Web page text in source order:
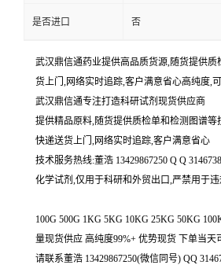
是否进口 否
武汉鼎信通药业提供高品质货源,随货提供质
货上门,网络实时追踪,客户满意省心高纯度,
武汉鼎信通专注打造科研试剂现货供应商
提供精品原料,随货提供质检单和检测图谱等
快递送货上门,网络实时追踪,客户满意省心
技术服务热线:董浩 13429867250 Q Q
化学试剂,仅用于科研和外贸出口,严禁用于
100G 500G 1KG 5KG 10KG 25KG 50KG
量现货供应 高纯度99%+ 优势现货 下单当天
请联系董浩 13429867250(微信同号) QQ